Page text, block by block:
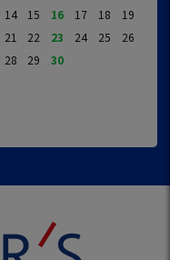
14 15 16 17 18
19
21 22 23 24 25
26
28 29 30